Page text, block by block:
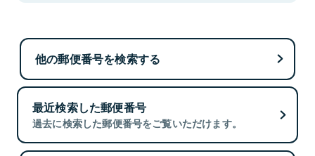
他の郵便番号を検索する
最近検索した郵便番号
過去に検索した郵便番号をご覧いただけます。